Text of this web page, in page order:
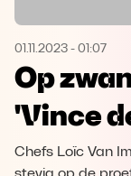
01.11.2023 - 01:07
Op
'Vince
Chefs Loïc Van